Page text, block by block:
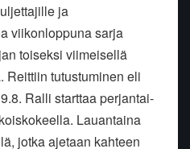
ja
viikonloppuna sarja
toiseksi viimeisellä
tutustuminen eli
Ralli starttaa perjantai-
Lauantaina
jotka ajetaan kahteen